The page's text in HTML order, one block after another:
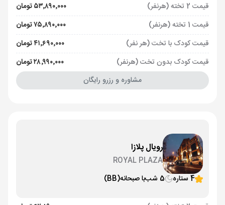
قیمت 2 تخته (هرنفر)
۵۳٬۸۹۰٬۰۰۰ تومان
قیمت 1 تخته (هرنفر)
۷۵٬۸۹۰٬۰۰۰ تومان
قیمت کودک با تخت (هر نفر)
۴۱٬۶۹۰٬۰۰۰ تومان
قیمت کودک بدون تخت (هرنفر)
۲۸٬۹۹۰٬۰۰۰ تومان
مشاوره و رزرو رایگان
رویال پلازا
ROYAL PLAZA
4 ستاره
5 شب با صبحانه(BB)